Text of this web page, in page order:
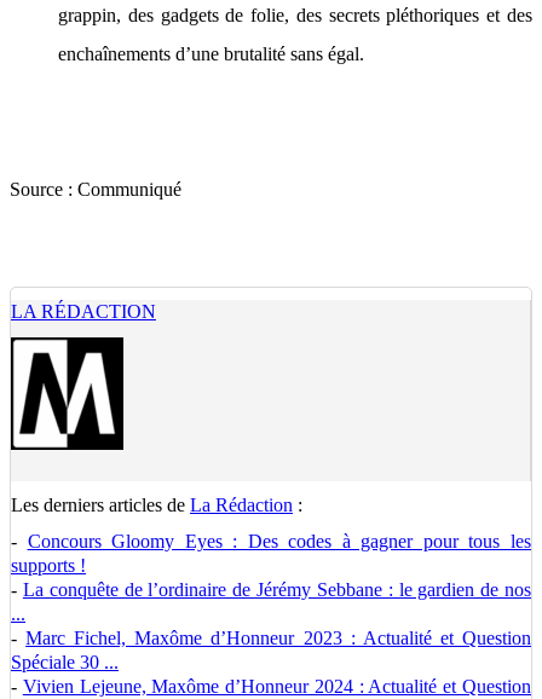
grappin, des gadgets de folie, des secrets pléthoriques et des
enchaînements d’une brutalité sans égal.
Source : Communiqué
LA RÉDACTION
Les derniers articles de La Rédaction :
- Concours Gloomy Eyes : Des codes à gagner pour tous les
supports !
- La conquête de l’ordinaire de Jérémy Sebbane : le gardien de nos
...
-Marc Fichel, Maxôme d’Honneur 2023 : Actualité et Question
Spéciale 30 ...
- Vivien Lejeune, Maxôme d’Honneur 2024 : Actualité et Question